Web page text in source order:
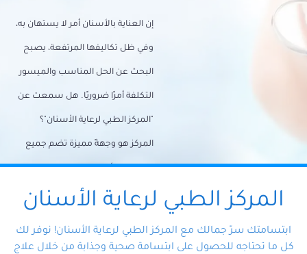
إن العناية بالأسنان أمر لا يستهان به،
وفي ظل تكاليفها المرتفعة، يصبح
البحث عن الحل المناسب والميسور
التكلفة أمرًا ضروريًا. هل سمعت عن
"المركز الطبي لرعاية الأسنان"؟
المركز هو وجهةً مميزة تضم جميع
احتياجات الأسنان تحت سقف واحد،
وتضمن لك حلاً شاملًا لجميع
المتخصص ذوي الخبرة، ستجد نفسك
المركز الطبي لرعاية الأسنان
ابتسامتك سرّ جمالك مع المركز الطبي لرعاية الأسنان! نوفر لك
كل ما تحتاجه للحصول على ابتسامة صحية وجذابة من خلال علاج